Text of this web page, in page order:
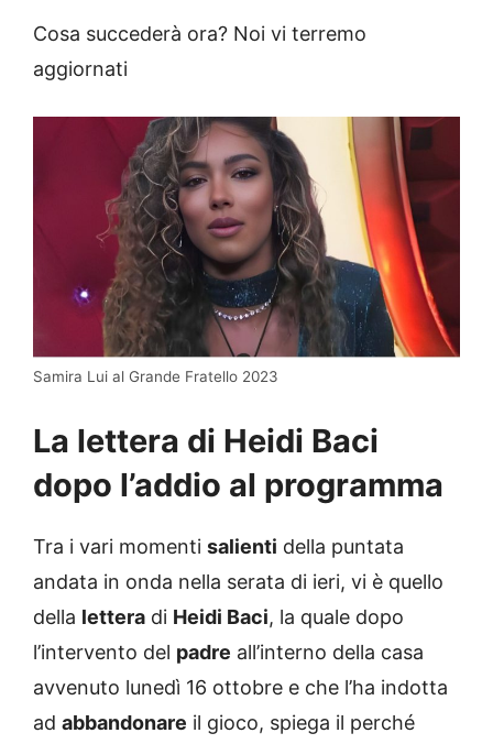
Cosa succederà ora? Noi vi terremo
aggiornati
Samira Lui al Grande Fratello 2023
La lettera di Heidi Baci
dopo l’addio al programma
Tra i vari momenti salienti della puntata
andata in onda nella serata di ieri, vi è quello
della lettera di Heidi Baci, la quale dopo
l’intervento del padre all’interno della casa
avvenuto lunedì 16 ottobre e che l’ha indotta
ad abbandonare il gioco, spiega il perché